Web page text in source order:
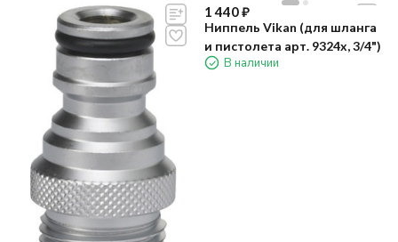
1 440₽
Ниппель Vikan (для шланга
и пистолета арт. 9324x, 3/4")
В наличии